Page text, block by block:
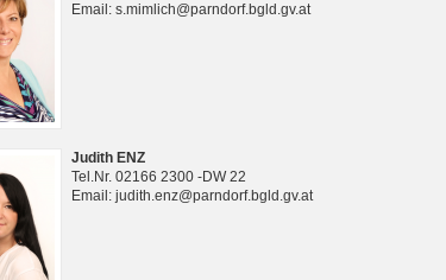
Email: s.mimlich@parndorf.bgld.gv.at
Judith ENZ
Tel.Nr. 02166 2300 -DW 22
Email: judith.enz@parndorf.bgld.gv.at